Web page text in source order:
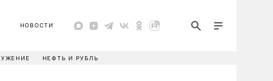
НОВОСТИ
НЕФТЬ И РУБЛЬ